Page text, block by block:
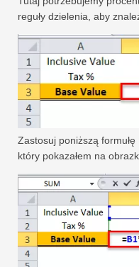
reguły dzielenia, aby
Zastosuj poniższą
który pokazałem na